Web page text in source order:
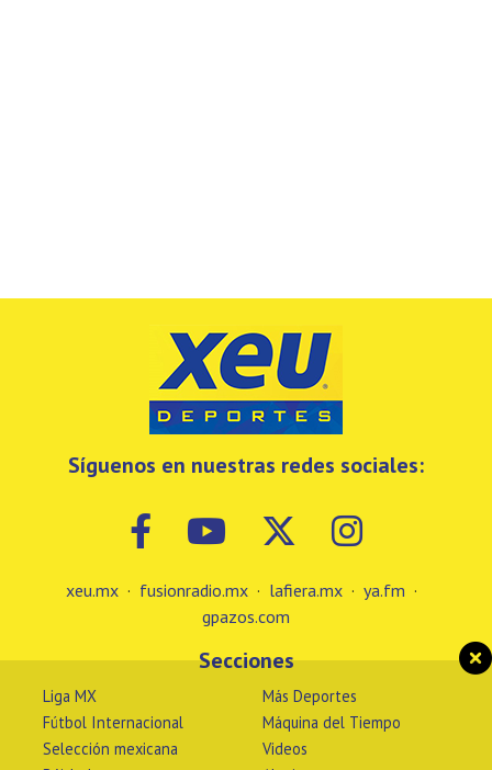
Síguenos en nuestras redes sociales:
xeu.mx · fusionradio.mx · lafiera.mx · ya.fm ·
gpazos.com
Secciones
Liga MX
Fútbol Internacional
Selección mexicana
Más Deportes
Máquina del Tiempo
Videos